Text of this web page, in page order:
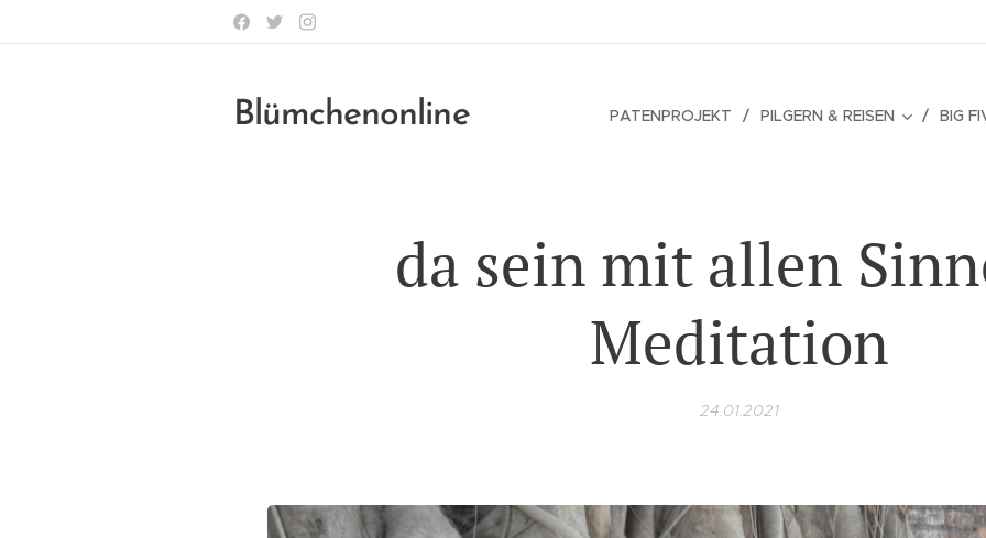
Blümchenonline PATENPROJEKT PILGERN & REISEN BIG
da sein mit allen
Meditation
24.01.2021